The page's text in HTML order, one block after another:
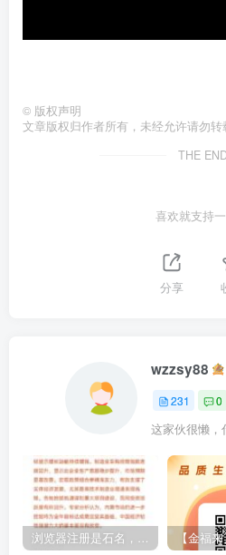
© 版权声明
文章版权归作者所有，未经允许请勿转
THE
喜欢就支持
分享
wzzsy88
231 0
这家伙很懒，
浏览器注册是石名，3证合一（手机号要与实名和卡一致）简单实